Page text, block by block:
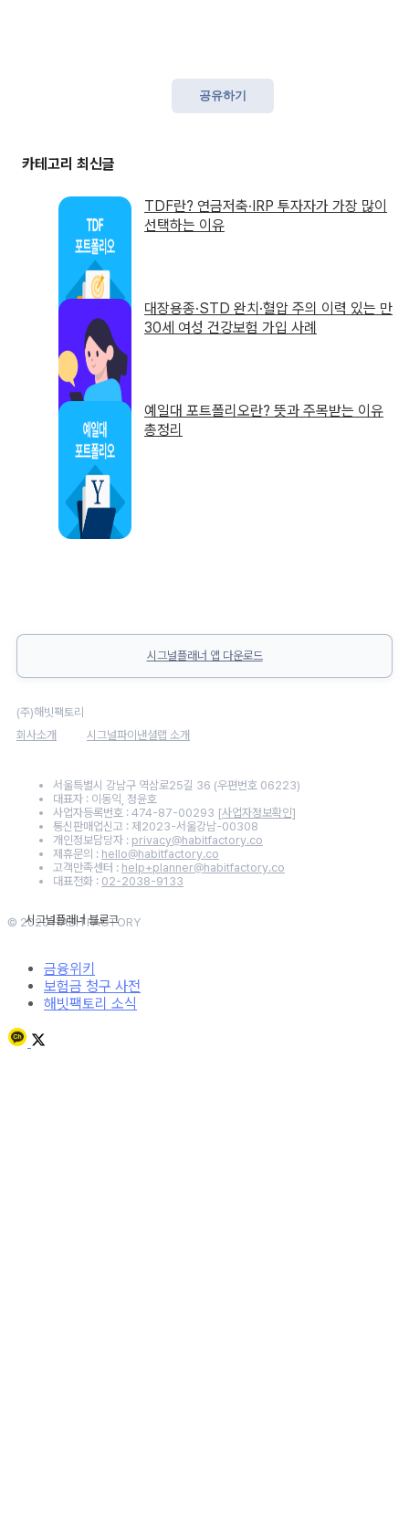
공유하기
TDF란? 연금저축·IRP 투자자가 가장 많이
선택하는 이유
대장용종·STD 완치·혈압 주의 이력 있는 만
30세 여성 건강보험 가입 사례
예일대 포트폴리오란? 뜻과 주목받는 이유
총정리
시그널플래너 앱 다운로드
(주)해빗팩토리
회사소개
시그널파이낸셜랩 소개
서울특별시 강남구 역삼로25길 36 (우편번호 06223)
대표자 : 이동익, 정윤호
사업자등록번호 : 474-87-00293 [사업자정보확인]
통신판매업신고 : 제2023-서울강남-00308
개인정보담당자 : privacy@habitfactory.co
제휴문의 : hello@habitfactory.co
고객만족센터 : help+planner@habitfactory.co
대표전화 : 02-2038-9133
© 2020 HABITFACTORY
금융위키
보험금 청구 사전
해빗팩토리 소식